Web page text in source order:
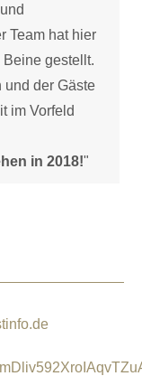
und
Team hat hier
gestellt.
und der Gäste
im Vorfeld
in 2018!"